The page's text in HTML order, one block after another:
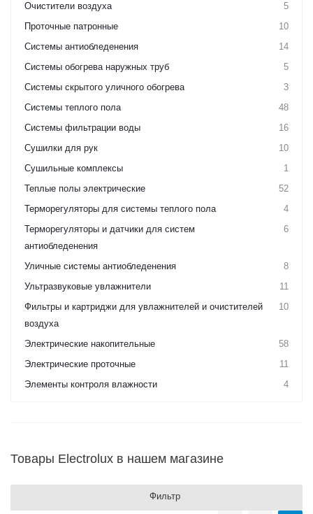
Очистители воздуха
5
Проточные патронные
10
Системы антиобледенения
14
Системы обогрева наружных труб
5
Системы скрытого уличного обогрева
3
Системы теплого пола
48
Системы фильтрации воды
16
Сушилки для рук
10
Сушильные комплексы
1
Теплые полы электрические
52
Терморегуляторы для системы теплого пола
4
Терморегуляторы и датчики для систем
антиобледенения
6
Уличные системы антиобледенения
8
Ультразвуковые увлажнители
11
Фильтры и картриджи для увлажнителей и очистителей
воздуха
10
Электрические накопительные
58
Электрические проточные
11
Элементы контроля влажности
4
Товары Electrolux в нашем магазине
Фильтр